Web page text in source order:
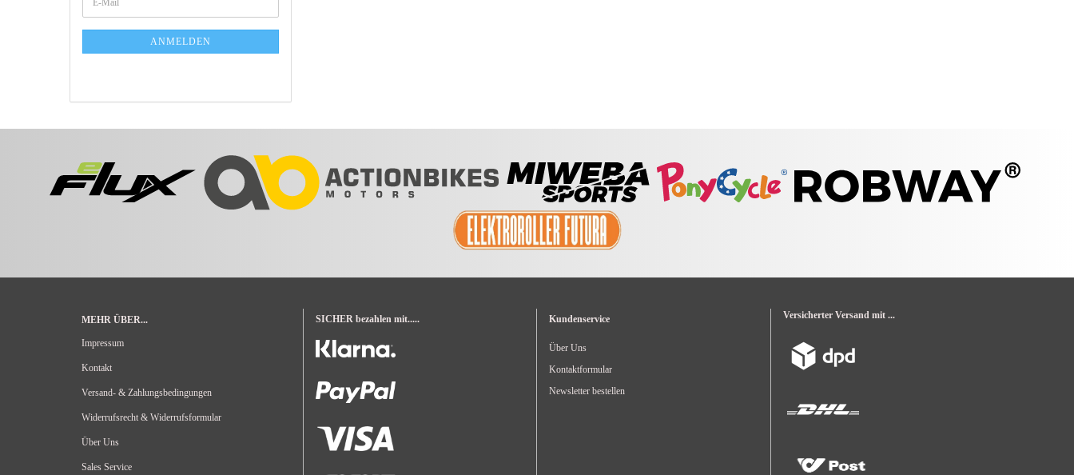
ZUR
NEWSLETTER-
ANMELDUNG
Mail
ANMELDEN
MEHR ÜBER...
Impressum
Kontakt
Versand- & Zahlungsbedingungen
Widerrufsrecht & Widerrufsformular
Über Uns
Sales Service
SICHER bezahlen mit..... Kundenservice
Über Uns
Kontaktformular
Newsletter bestellen
Versicherter Versand mit ...